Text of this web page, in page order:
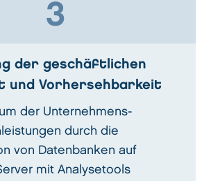
3
der geschäftlichen
und Vorhersehbarkeit
der Unternehmens-
durch die
von Datenbanken auf
mit Analysetools